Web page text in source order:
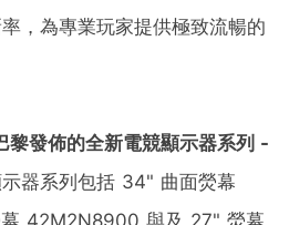
，為專業玩家提供極致流暢的
黎發佈的全新電競顯示器系列 -
器系列包括 34" 曲面熒幕
42M2N8900 與及 27" 熒幕